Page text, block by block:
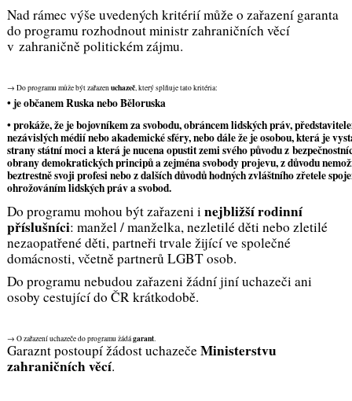
Nad rámec výše uvedených kritérií může o zařazení garanta
do programu rozhodnout ministr zahraničních věcí
v zahraničně politickém zájmu.
→ Do programu může být zařazenuchazeč, který splňuje tato kritéria:
• je občanem Ruska nebo Běloruska
• prokáže, že je bojovníkem za svobodu, obráncem lidských práv,
nezávislých médií nebo akademické sféry, nebo dále že je osobou, která je
strany státní moci a která je nucena opustit zemi svého původu z
obrany demokratických principů a zejména svobody projevu, z důvodu
beztrestně svoji profesi nebo z dalších důvodů hodných zvláštního zřetele
ohrožováním lidských práv a svobod.
Do programu mohou být zařazeni inejbližší rodinní
příslušníci: manžel / manželka, nezletilé děti nebo zletilé
nezaopatřené děti, partneři trvale žijící ve společné
domácnosti, včetně partnerů LGBT osob.
Do programu nebudou zařazeni žádní jiní uchazeči ani
osoby cestující do ČR krátkodobě.
→ O zařazení uchazeče do programu žádágarant.
Garaznt postoupí žádost uchazečeMinisterstvu
zahraničních věcí.